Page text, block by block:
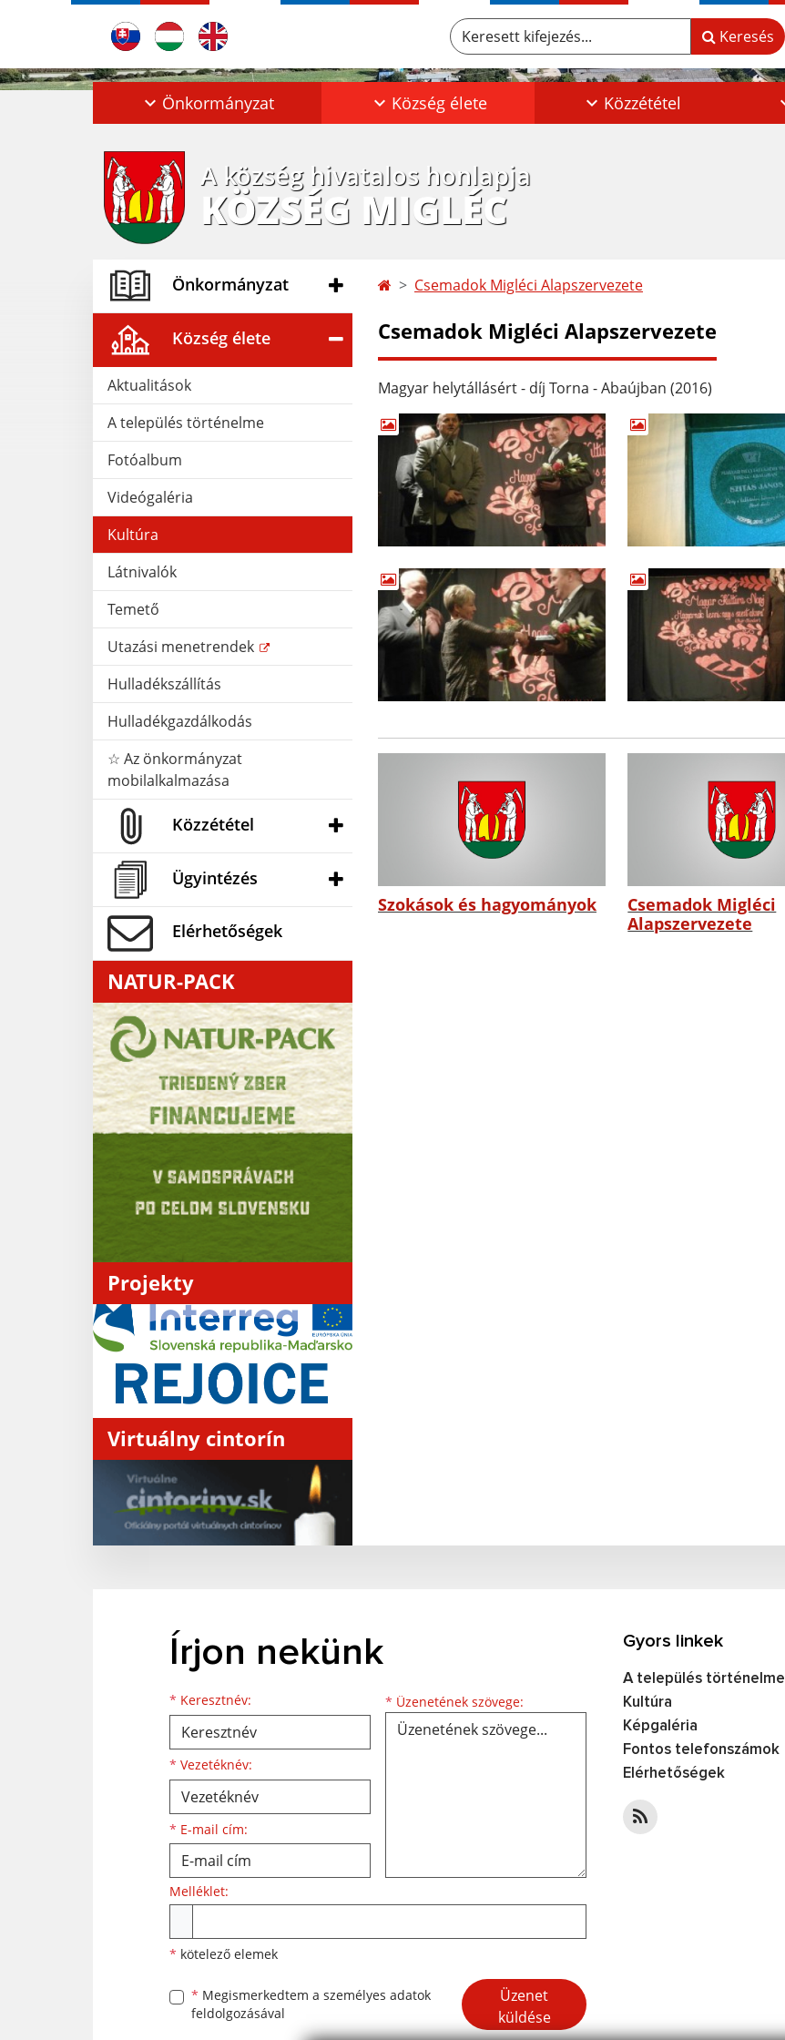
Keresett kifejezés... Keresés
Önkormányzat Község élete Közzététel
A község hivatalos honlapja
KÖZSÉG MIGLÉC
Önkormányzat
Község élete
Aktualitások
A település történelme
Fotóalbum
Videógaléria
Kultúra
Látnivalók
Temető
Utazási menetrendek
Hulladékszállítás
Hulladékgazdálkodás
☆ Az önkormányzat
mobilalkalmazása
Közzététel
Ügyintézés
Elérhetőségek
NATUR-PACK
Projekty
Virtuálny cintorín
Csemadok Migléci Alapszervezete
Csemadok Migléci Alapszervezete
Magyar helytállásért - díj Torna - Abaújban (2016)
Szokások és hagyományok
Csemadok Migléci
Alapszervezete
Írjon nekünk
* Keresztnév:
Keresztnév
* Vezetéknév:
Vezetéknév
* E-mail cím:
E-mail cím * Üzenetének szövege: Üzenetének szövege...
Melléklet:
* kötelező elemek
* Megismerkedtem a személyes adatok
feldolgozásával
Google reCaptcha Response
Üzenet
küldése
Gyors linkek
A település történelme
Kultúra
Képgaléria
Fontos telefonszámok
Elérhetőségek